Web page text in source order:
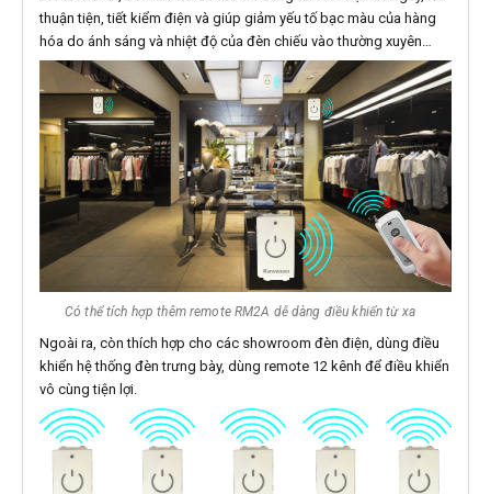
thuận tiện, tiết kiểm điện và giúp giảm yếu tố bạc màu của hàng
hóa do ánh sáng và nhiệt độ của đèn chiếu vào thường xuyên…
Có thể tích hợp thêm remote RM2A dễ dàng điều khiển từ xa
Ngoài ra, còn thích hợp cho các showroom đèn điện, dùng điều
khiển hệ thống đèn trưng bày, dùng remote 12 kênh để điều khiển
vô cùng tiện lợi.